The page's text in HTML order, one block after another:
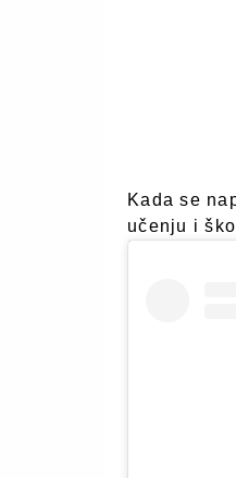
Kada se
učenju i